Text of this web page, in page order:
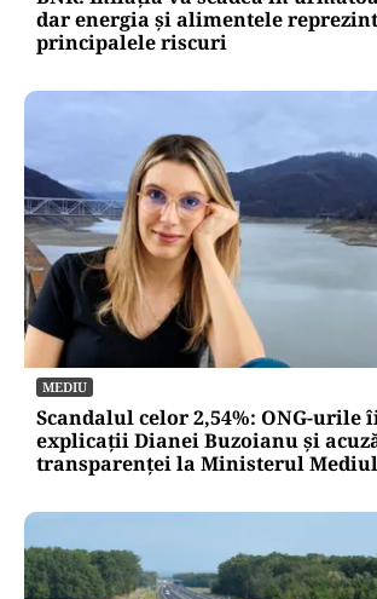
FINANȚE
BNR: Inflația va scădea în
dar energia și alimentele
principalele riscuri